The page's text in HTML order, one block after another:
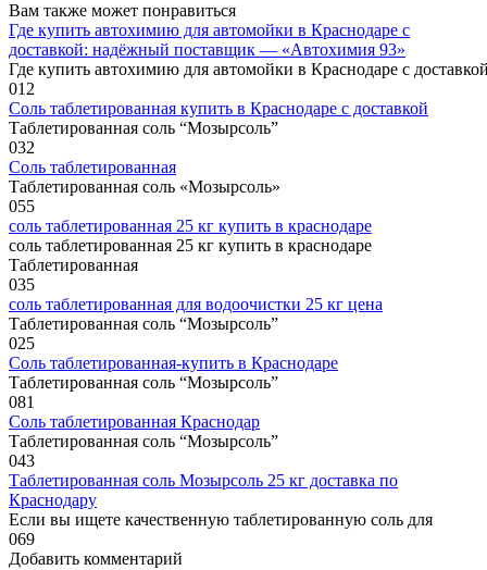
Вам также может понравиться
Где купить автохимию для автомойки в Краснодаре с
доставкой: надёжный поставщик — «Автохимия 93»
Где купить автохимию для автомойки в Краснодаре с
012
Соль таблетированная купить в Краснодаре с доставкой
Таблетированная соль “Мозырсоль”
032
Соль таблетированная
Таблетированная соль «Мозырсоль»
055
соль таблетированная 25 кг купить в краснодаре
соль таблетированная 25 кг купить в краснодаре
Таблетированная
035
соль таблетированная для водоочистки 25 кг цена
Таблетированная соль “Мозырсоль”
025
Соль таблетированная-купить в Краснодаре
Таблетированная соль “Мозырсоль”
081
Соль таблетированная Краснодар
Таблетированная соль “Мозырсоль”
043
Таблетированная соль Мозырсоль 25 кг доставка по
Краснодару
Если вы ищете качественную таблетированную соль для
069
Добавить комментарий